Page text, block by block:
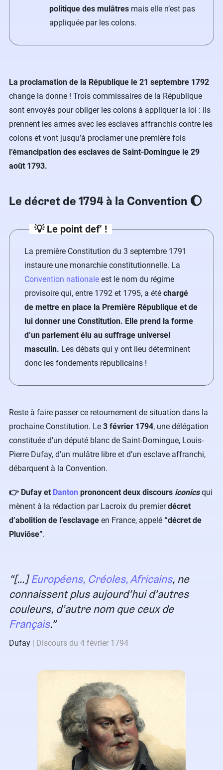
politique des mulâtres mais elle n’est pas
appliquée par les colons.
La proclamation de la République le 21 septembre 1792
change la donne ! Trois commissaires de la République
sont envoyés pour obliger les colons à appliquer la loi : ils
prennent les armes avec les esclaves affranchis contre les
colons et vont jusqu’à proclamer une première fois
l’émancipation des esclaves de Saint-Domingue le 29
août 1793.
Le décret de 1794 à la Convention 🌔
💡 Le point def’ !
La première Constitution du 3 septembre 1791
instaure une monarchie constitutionnelle. La
Convention nationale est le nom du régime
provisoire qui, entre 1792 et 1795, a été chargé
de mettre en place la Première République et de
lui donner une Constitution. Elle prend la forme
d’un parlement élu au suffrage universel
masculin. Les débats qui y ont lieu déterminent
donc les fondements républicains !
Reste à faire passer ce retournement de situation dans la
prochaine Constitution. Le 3 février 1794, une délégation
constituée d’un député blanc de Saint-Domingue, Louis-
Pierre Dufay, d’un mulâtre libre et d’un esclave affranchi,
débarquent à la Convention.
👉 Dufay et Danton prononcent deux discours iconicsqui
mènent à la rédaction par Lacroix du premierdécret
d’abolition de l’esclavage en France, appelé “décret de
Pluviôse”.
[…]Européens, Créoles, Africains, ne
connaissent plus aujourd’hui d’autres
couleurs, d’autre nom que ceux de
Français.
Dufay Discours du 4 février 1794